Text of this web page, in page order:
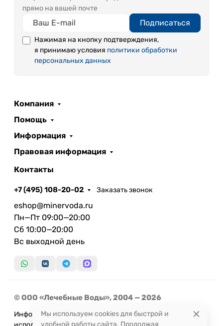
прямо на вашей почте
Подписаться
Нажимая на кнопку подтверждения,
я принимаю условия политики обработки
персональных данных
Компания
Помощь
Информация
Правовая информация
Контакты
+7 (495) 108-20-02 Заказать звонок
eshop@minervoda.ru
Пн—Пт 09:00—20:00
Сб 10:00—20:00
Вс выходной день
© ООО «Лечебные Воды», 2004 — 2026
Информация, представленная на сайте, не может быть
Мы используем cookies для быстрой и
удобной работы сайта. Продолжая